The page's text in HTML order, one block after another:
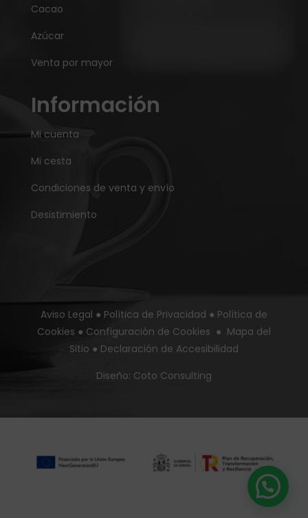
Cacao
Azúcar
Venta por mayor
Información
Mi cuenta
Mi cesta
Condiciones de venta y envío
Desistimiento
Aviso Legal ● Política de Privacidad ● Política de
Cookies ● Configuración de Cookies ● Mapa del
Sitio ● Declaración de Accesibilidad
Diseño: Coto Consulting